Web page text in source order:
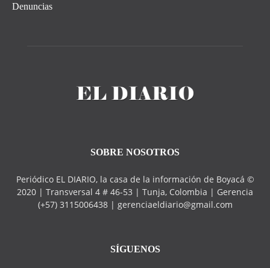
Denuncias
SOBRE NOSOTROS
Periódico EL DIARIO, la casa de la información de Boyacá ©
2020 | Transversal 4 # 46-53 | Tunja, Colombia | Gerencia
(+57) 3115006438 | gerenciaeldiario@gmail.com
SÍGUENOS